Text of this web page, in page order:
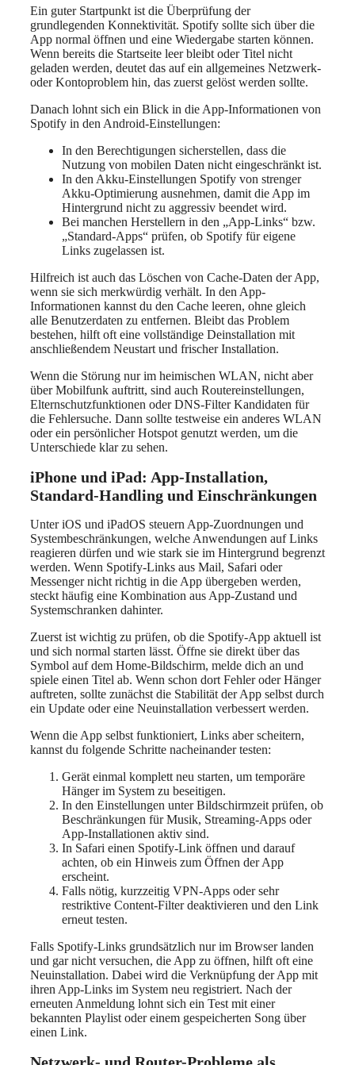
Ein guter Startpunkt ist die Überprüfung der
grundlegenden Konnektivität. Spotify sollte sich über die
App normal öffnen und eine Wiedergabe starten können.
Wenn bereits die Startseite leer bleibt oder Titel nicht
geladen werden, deutet das auf ein allgemeines Netzwerk-
oder Kontoproblem hin, das zuerst gelöst werden sollte.
Danach lohnt sich ein Blick in die App-Informationen von
Spotify in den Android-Einstellungen:
In den Berechtigungen sicherstellen, dass die
Nutzung von mobilen Daten nicht eingeschränkt ist.
In den Akku-Einstellungen Spotify von strenger
Akku-Optimierung ausnehmen, damit die App im
Hintergrund nicht zu aggressiv beendet wird.
Bei manchen Herstellern in den „App-Links“ bzw.
„Standard-Apps“ prüfen, ob Spotify für eigene
Links zugelassen ist.
Hilfreich ist auch das Löschen von Cache-Daten der App,
wenn sie sich merkwürdig verhält. In den App-
Informationen kannst du den Cache leeren, ohne gleich
alle Benutzerdaten zu entfernen. Bleibt das Problem
bestehen, hilft oft eine vollständige Deinstallation mit
anschließendem Neustart und frischer Installation.
Wenn die Störung nur im heimischen WLAN, nicht aber
über Mobilfunk auftritt, sind auch Routereinstellungen,
Elternschutzfunktionen oder DNS-Filter Kandidaten für
die Fehlersuche. Dann sollte testweise ein anderes WLAN
oder ein persönlicher Hotspot genutzt werden, um die
Unterschiede klar zu sehen.
iPhone und iPad: App-Installation,
Standard-Handling und Einschränkungen
Unter iOS und iPadOS steuern App-Zuordnungen und
Systembeschränkungen, welche Anwendungen auf Links
reagieren dürfen und wie stark sie im Hintergrund begrenzt
werden. Wenn Spotify-Links aus Mail, Safari oder
Messenger nicht richtig in die App übergeben werden,
steckt häufig eine Kombination aus App-Zustand und
Systemschranken dahinter.
Zuerst ist wichtig zu prüfen, ob die Spotify-App aktuell ist
und sich normal starten lässt. Öffne sie direkt über das
Symbol auf dem Home-Bildschirm, melde dich an und
spiele einen Titel ab. Wenn schon dort Fehler oder Hänger
auftreten, sollte zunächst die Stabilität der App selbst durch
ein Update oder eine Neuinstallation verbessert werden.
Wenn die App selbst funktioniert, Links aber scheitern,
kannst du folgende Schritte nacheinander testen:
Gerät einmal komplett neu starten, um temporäre
Hänger im System zu beseitigen.
In den Einstellungen unter Bildschirmzeit prüfen, ob
Beschränkungen für Musik, Streaming-Apps oder
App-Installationen aktiv sind.
In Safari einen Spotify-Link öffnen und darauf
achten, ob ein Hinweis zum Öffnen der App
erscheint.
Falls nötig, kurzzeitig VPN-Apps oder sehr
restriktive Content-Filter deaktivieren und den Link
erneut testen.
Falls Spotify-Links grundsätzlich nur im Browser landen
und gar nicht versuchen, die App zu öffnen, hilft oft eine
Neuinstallation. Dabei wird die Verknüpfung der App mit
ihren App-Links im System neu registriert. Nach der
erneuten Anmeldung lohnt sich ein Test mit einer
bekannten Playlist oder einem gespeicherten Song über
einen Link.